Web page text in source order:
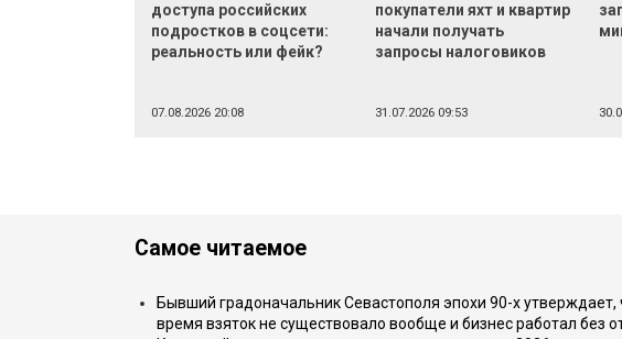
доступа российских
подростков в соцсети:
реальность или фейк?
07.08.2026 20:08
покупатели яхт и квартир
начали получать
запросы налоговиков
31.07.2026 09:53
Самое читаемое
Бывший градоначальник Севастополя эпохи 90-х утверждает,
время взяток не существовало вообще и бизнес работал без